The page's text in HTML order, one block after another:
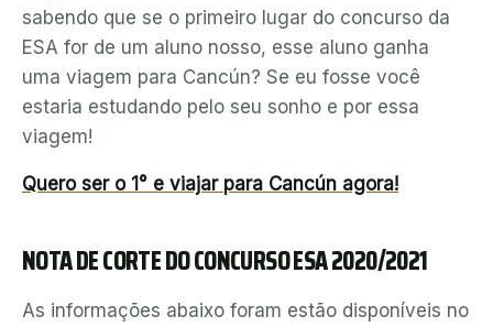
sabendo que se o primeiro lugar do concurso da
ESA for de um aluno nosso, esse aluno ganha
uma viagem para Cancún? Se eu fosse você
estaria estudando pelo seu sonho e por essa
viagem!
Quero ser o 1° e viajar para Cancún agora!
NOTA DE CORTE DO CONCURSO ESA 2020/2021
As informações abaixo foram estão disponíveis no